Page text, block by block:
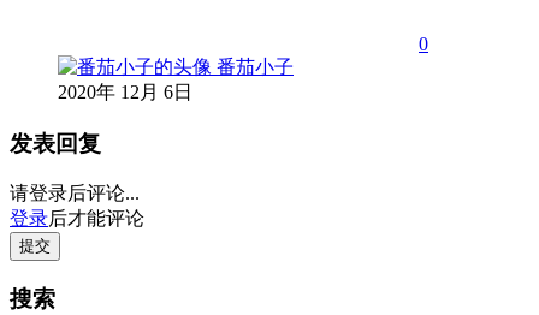
0
番茄小子
2020年 12月 6日
发表回复
请登录后评论...
登录后才能评论
提交
搜索